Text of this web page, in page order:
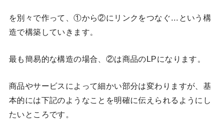
を別々で作って、①から②にリンクをつなぐ…という構
造で構築していきます。
最も簡易的な構造の場合、②は商品のLPになります。
商品やサービスによって細かい部分は変わりますが、基
本的には下記のようなことを明確に伝えられるようにし
たいところです。